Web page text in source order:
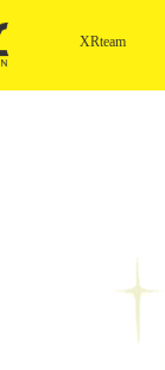
XRteam